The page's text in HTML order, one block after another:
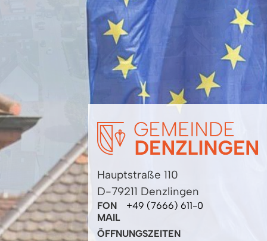
Hauptstraße 110
D-79211 Denzlingen
FON
+49 (7666) 611-0
MAIL
ÖFFNUNGSZEITEN